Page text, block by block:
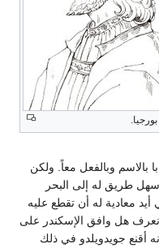
بالاسم وبالفعل معاً. ولكن
طريق له إلى البحر
معادية له أن تقطع عليه
هل وافق الإسكندر على
أقنع جويدويلدو في ذلك